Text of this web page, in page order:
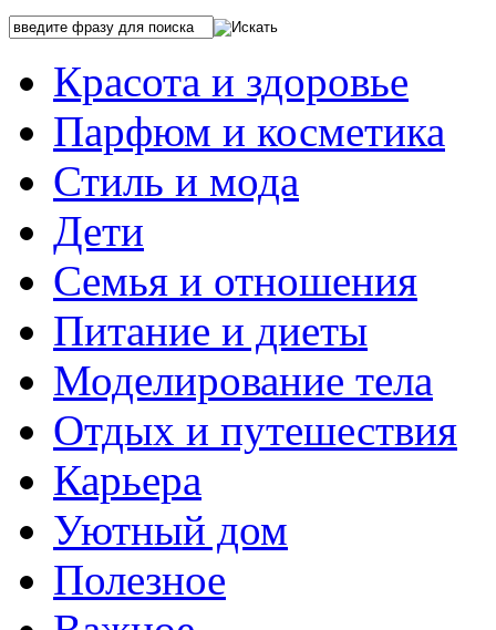
Красота и здоровье
Парфюм и косметика
Стиль и мода
Дети
Семья и отношения
Питание и диеты
Моделирование тела
Отдых и путешествия
Карьера
Уютный дом
Полезное